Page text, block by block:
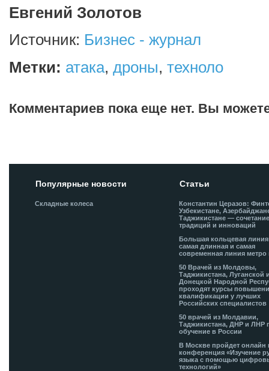
Евгений Золотов
Источник: Бизнес - журнал
Метки: атака, дроны, техноло
Комментариев пока еще нет. Вы
Популярные новости
Складные колеса
Статьи
Константин Церазов:
Узбекистане,
Таджикистане —
традиций и инноваций
Большая кольцевая
самая длинная и самая
современная линия метро
50 Врачей из Молдовы,
Таджикистана, Луганской
Донецкой Народной
проходят курсы
квалификации у лучших
Российских специалистов
50 врачей из Молдавии,
Таджикистана, ДНР и ЛНР
обучение в России
В Москве пройдет онлайн
конференция «Изучение
языка с помощью
технологий»